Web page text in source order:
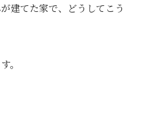
建てた家で、どうしてこう
。